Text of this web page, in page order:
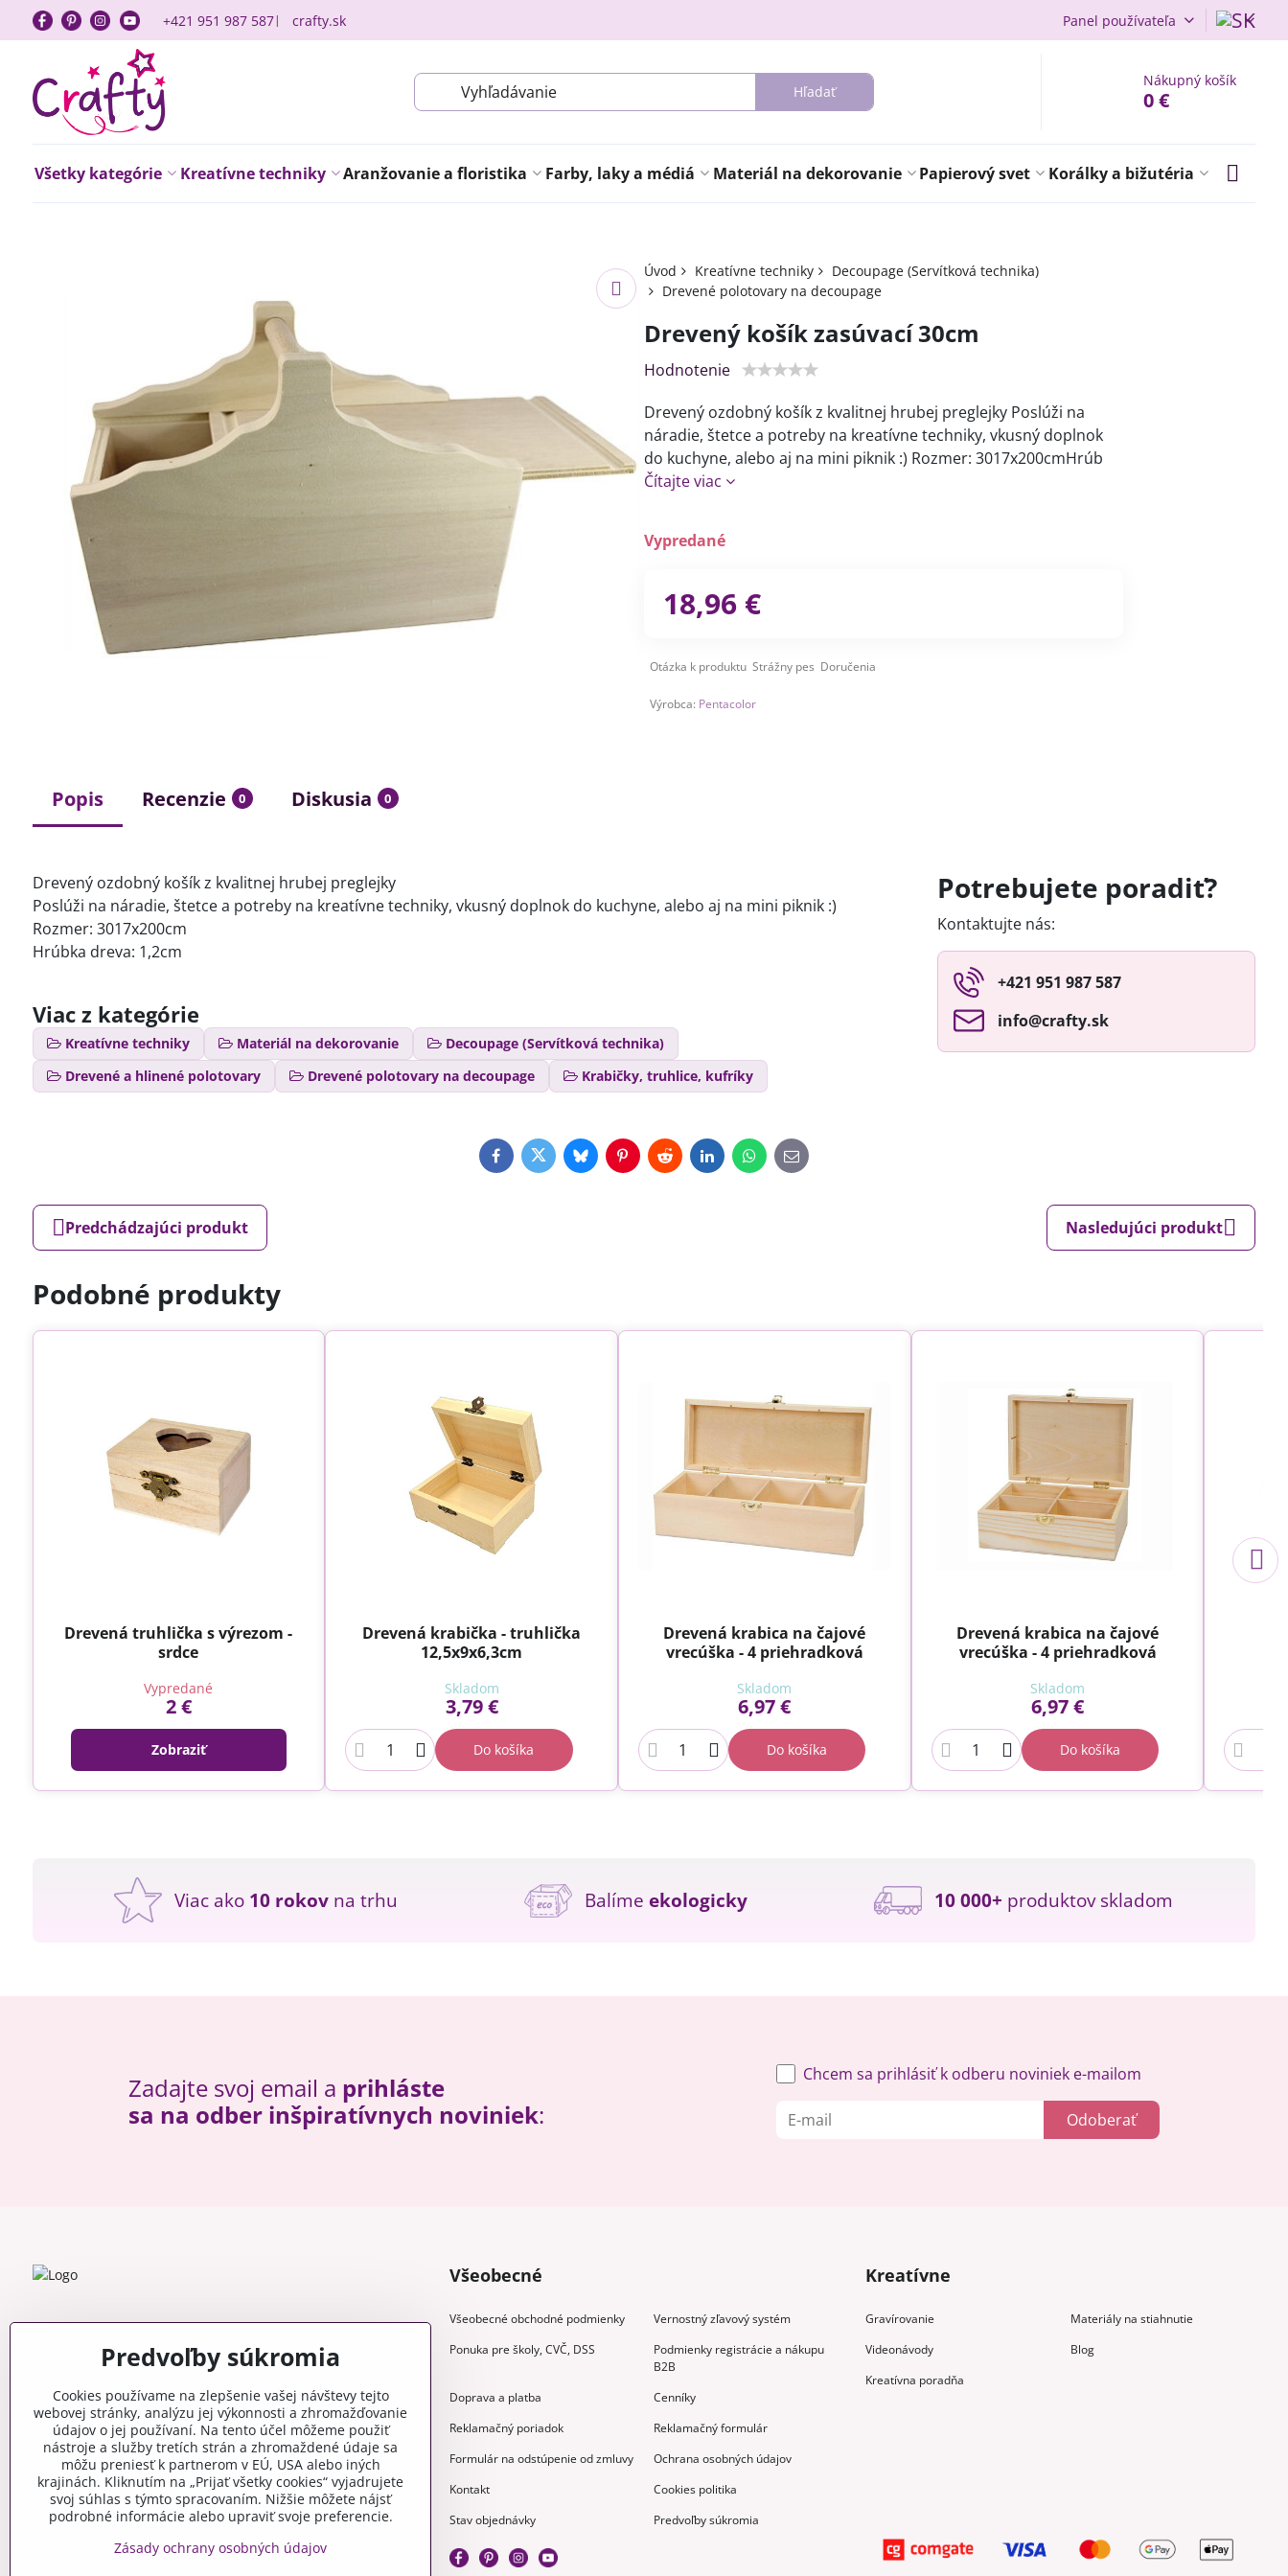
+421 951 987 587 crafty.sk Panel používateľa
Hľadať
Nákupný košík
0 €
Všetky kategórie Kreatívne techniky Aranžovanie a floristika Farby, laky a médiá Materiál na dekorovanie Papierový svet Korálky a bižutéria
Úvod Kreatívne techniky
Decoupage (Servítková technika)
Drevené polotovary na decoupage
Drevený košík zasúvací 30cm
Hodnotenie
Drevený ozdobný košík z kvalitnej hrubej preglejky Poslúži na
náradie, štetce a potreby na kreatívne techniky, vkusný doplnok
do kuchyne, alebo aj na mini piknik :) Rozmer: 3017x200cmHrúb
Čítajte viac
Vypredané
18,96 €
Otázka k produktu Strážny pes Doručenia
Výrobca: Pentacolor
Popis Recenzie 0 Diskusia 0
Drevený ozdobný košík z kvalitnej hrubej preglejky
Poslúži na náradie, štetce a potreby na kreatívne techniky, vkusný doplnok do kuchyne, alebo aj na mini piknik :)
Rozmer: 3017x200cm
Hrúbka dreva: 1,2cm
Viac z kategórie
Kreatívne techniky Materiál na dekorovanie
Decoupage (Servítková technika)
Drevené a hlinené polotovary
Drevené polotovary na decoupage Krabičky, truhlice, kufríky
Potrebujete poradiť?
Kontaktujte nás:
+421 951 987 587
info​@crafty​.sk
FacebookTwitterBlueskyPinterestRedditLinkedInWhatsApp
E-
mail
Predchádzajúci produkt Nasledujúci produkt
Podobné produkty
Drevená truhlička s výrezom -
srdce
Vypredané
2 €
Zobraziť
Drevená krabička - truhlička
12,5x9x6,3cm
Skladom
3,79 €
Do košíka
Drevená krabica na čajové
vrecúška - 4 priehradková
Skladom
6,97 €
Do košíka
Drevená krabica na čajové
vrecúška - 4 priehradková
Skladom
6,97 €
Do košíka
Viac ako 10 rokov na trhu Balíme ekologicky 10 000+ produktov skladom
Zadajte svoj email a prihláste
sa na odber inšpiratívnych noviniek: Odoberať
Chcem sa prihlásiť k odberu noviniek e-mailom
Všeobecné
Všeobecné obchodné podmienky
Vernostný zľavový systém
Ponuka pre školy, CVČ, DSS
Podmienky registrácie a nákupu
B2B
Doprava a platba
Cenníky
Reklamačný poriadok
Reklamačný formulár
Formulár na odstúpenie od zmluvy
Ochrana osobných údajov
Kontakt
Cookies politika
Stav objednávky
Predvoľby súkromia
Kreatívne
Gravírovanie
Materiály na stiahnutie
Videonávody
Blog
Kreatívna poradňa
Predvoľby súkromia
Cookies používame na zlepšenie vašej návštevy tejto
webovej stránky, analýzu jej výkonnosti a zhromažďovanie
údajov o jej používaní. Na tento účel môžeme použiť
nástroje a služby tretích strán a zhromaždené údaje sa
môžu preniesť k partnerom v EÚ, USA alebo iných
krajinách. Kliknutím na „Prijať všetky cookies“ vyjadrujete
svoj súhlas s týmto spracovaním. Nižšie môžete nájsť
podrobné informácie alebo upraviť svoje preferencie.
Zásady ochrany osobných údajov